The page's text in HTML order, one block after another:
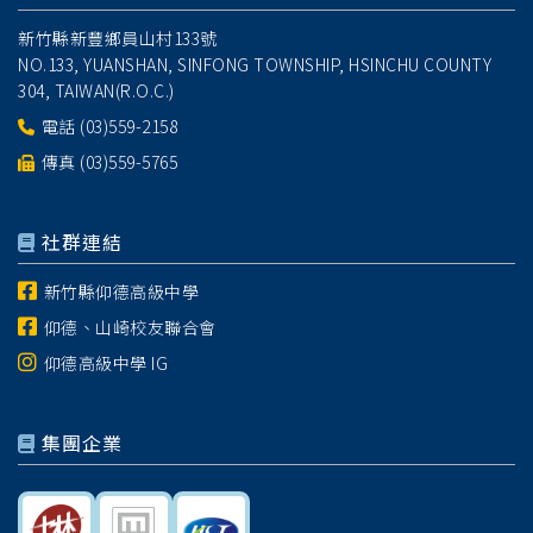
新竹縣新豐鄉員山村133號
NO.133, YUANSHAN, SINFONG TOWNSHIP, HSINCHU COUNTY
304, TAIWAN(R.O.C.)
電話 (03)559-2158
傳真 (03)559-5765
社群連結
新竹縣仰德高級中學
仰德、山崎校友聯合會
仰德高級中學 IG
集團企業